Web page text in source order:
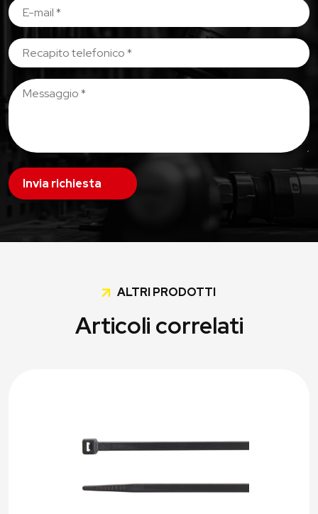
Invia richiesta
ALTRI PRODOTTI
Articoli correlati